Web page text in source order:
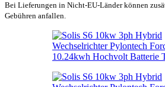
Bei Lieferungen in Nicht-EU-Länder können
Gebühren anfallen.